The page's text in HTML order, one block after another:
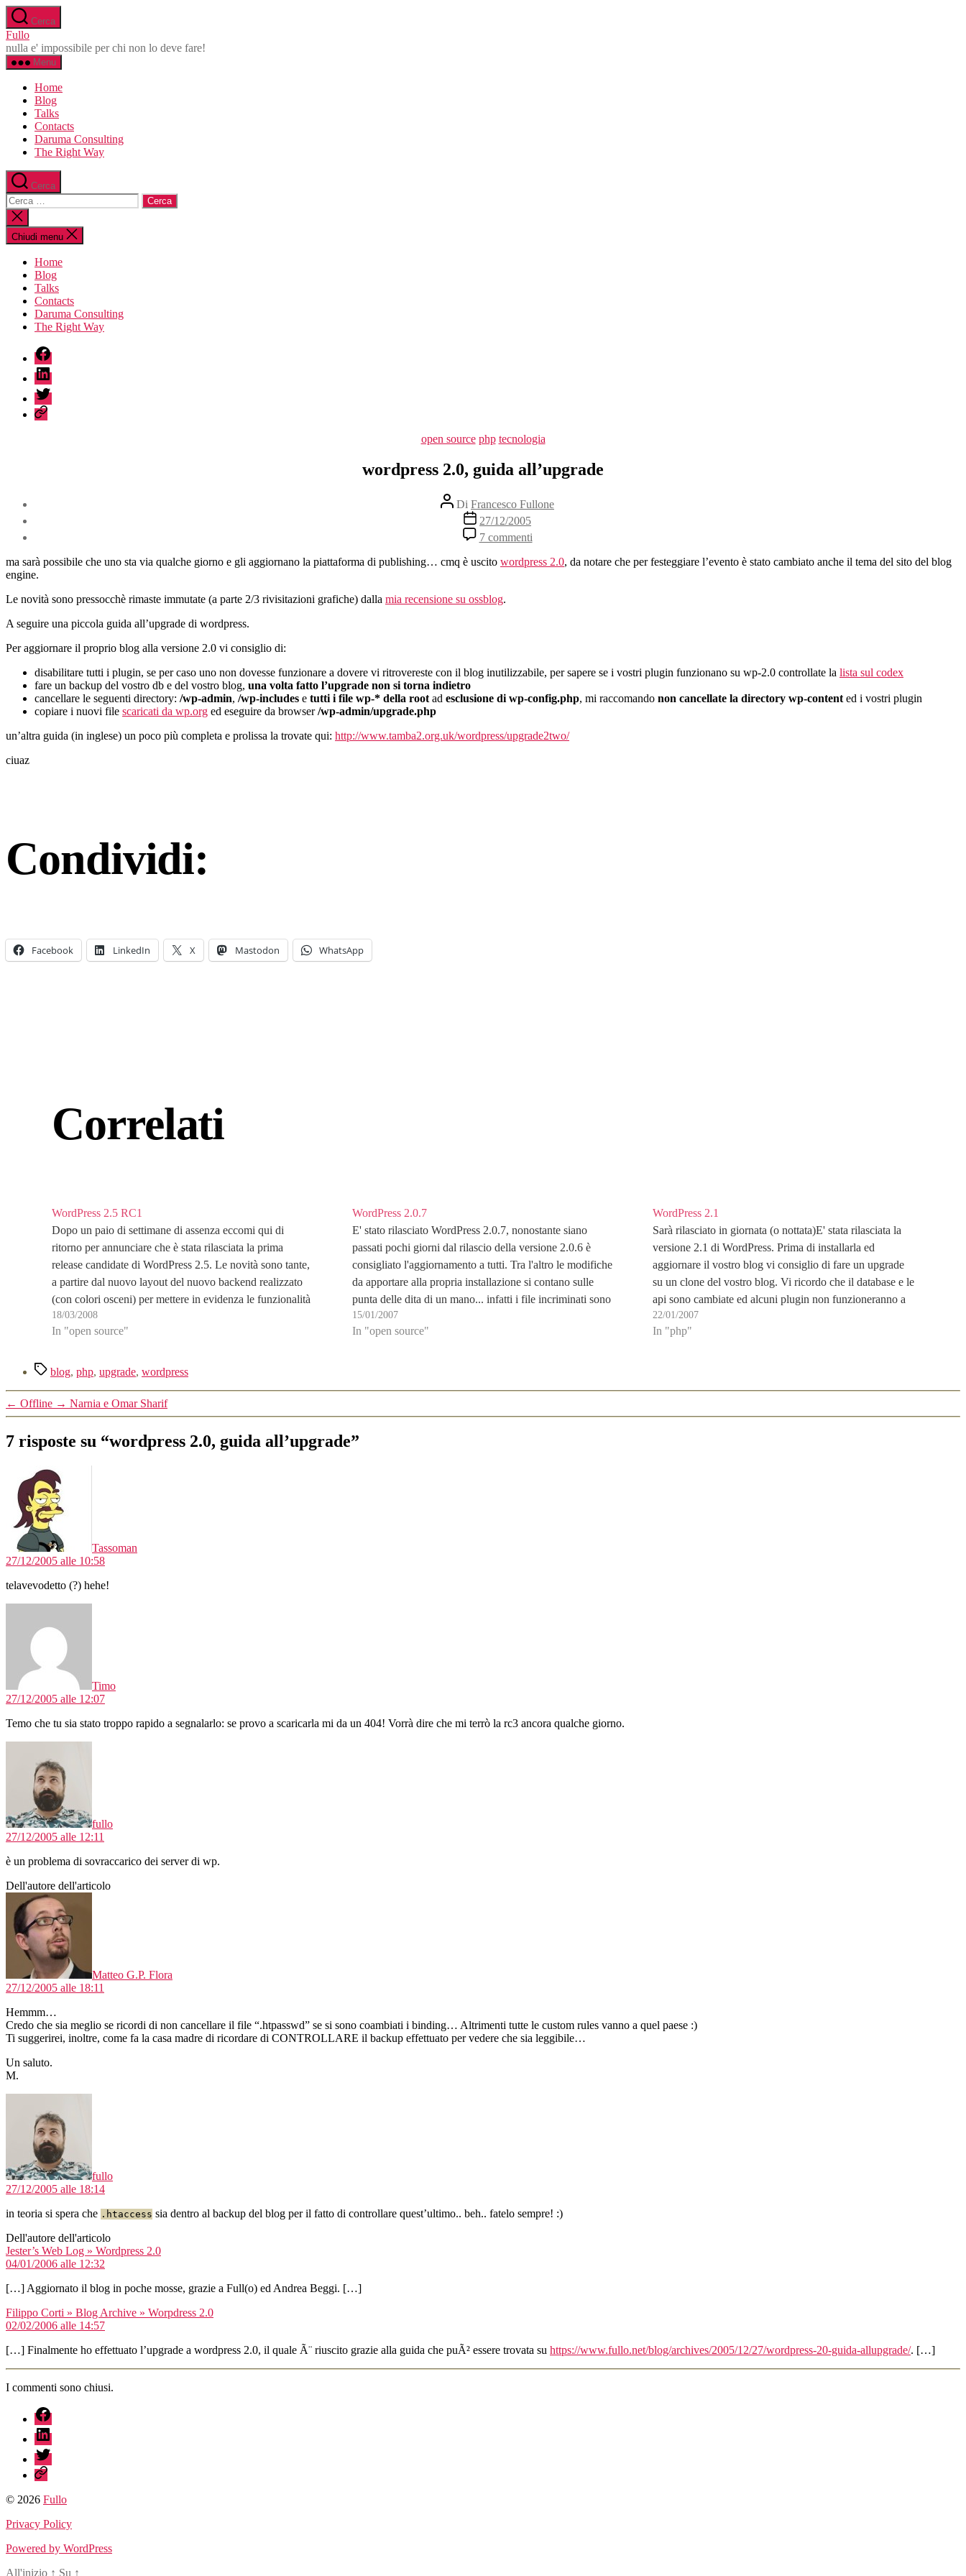
Salta
al
contenuto
Cerca
Fullo
nulla e' impossibile per chi non lo deve fare!
Menu
Home
Blog
Talks
Contacts
Daruma Consulting
The Right Way
Cerca
Cerca:
Chiudi
la
ricerca
Chiudi menu
Home
Blog
Talks
Contacts
Daruma Consulting
The Right Way
fb
linkedin
twitter
sessionize
Categorie
open source php tecnologia
wordpress 2.0, guida all’upgrade
Autore
articolo
Di Francesco Fullone
Data
dell'articolo
27/12/2005
7 commentisu
wordpress
2.0,
ma sarà possibile che uno sta via qualche giorno e gli aggiornano la piattaforma di publishing… cmq è uscito wordpress 2.0, da notare che per festeggiare l’evento è stato cambiato anche il tema del sito del blog
engine.
Le novità sono pressocchè rimaste immutate (a parte 2/3 rivisitazioni grafiche) dalla mia recensione su ossblog.
A seguire una piccola guida all’upgrade di wordpress.
Per aggiornare il proprio blog alla versione 2.0 vi consiglio di:
disabilitare tutti i plugin, se per caso uno non dovesse funzionare a dovere vi ritrovereste con il blog inutilizzabile, per sapere se i vostri plugin funzionano su wp-2.0 controllate la lista sul codex
fare un backup del vostro db e del vostro blog, una volta fatto l’upgrade non si torna indietro
cancellare le seguenti directory: /wp-admin, /wp-includes e tutti i file wp-* della root ad esclusione di wp-config.php, mi raccomando non cancellate la directory wp-content ed i vostri plugin
copiare i nuovi file scaricati da wp.org ed eseguire da browser/wp-admin/upgrade.php
un’altra guida (in inglese) un poco più completa e prolissa la trovate qui: http://www.tamba2.org.uk/wordpress/upgrade2two/
ciuaz
Condividi:
Facebook LinkedIn X Mastodon WhatsApp
Correlati
WordPress 2.5 RC1
Dopo un paio di settimane di assenza eccomi qui di
ritorno per annunciare che è stata rilasciata la prima
release candidate di WordPress 2.5. Le novità sono tante,
a partire dal nuovo layout del nuovo backend realizzato
(con colori osceni) per mettere in evidenza le funzionalità
più usate dai blogger…
18/03/2008
In "open source"
WordPress 2.0.7
E' stato rilasciato WordPress 2.0.7, nonostante siano
passati pochi giorni dal rilascio della versione 2.0.6 è
consigliato l'aggiornamento a tutti. Tra l'altro le modifiche
da apportare alla propria installazione si contano sulle
punta delle dita di un mano... infatti i file incriminati sono
solo 6 (ok, due mani...). Ah già,…
15/01/2007
In "open source"
WordPress 2.1
Sarà rilasciato in giornata (o nottata)E' stata rilasciata la
versione 2.1 di WordPress. Prima di installarla ed
aggiornare il vostro blog vi consiglio di fare un upgrade
su un clone del vostro blog. Vi ricordo che il database e le
api sono cambiate ed alcuni plugin non funzioneranno a
dovere…
22/01/2007
In "php"
Tagblog, php, upgrade, wordpress
← Offline → Narnia e Omar Sharif
7 risposte su “wordpress 2.0, guida all’upgrade”
Tassoman
27/12/2005 alle 10:58
telavevodetto (?) hehe!
Timo
27/12/2005 alle 12:07
Temo che tu sia stato troppo rapido a segnalarlo: se provo a scaricarla mi da un 404! Vorrà dire che mi terrò la rc3 ancora qualche giorno.
fullo
27/12/2005 alle 12:11
è un problema di sovraccarico dei server di wp.
Dell'autore dell'articolo
Matteo G.P. Flora
27/12/2005 alle 18:11
Hemmm…
Credo che sia meglio se ricordi di non cancellare il file “.htpasswd” se si sono coambiati i binding… Altrimenti tutte le custom rules vanno a quel paese :)
Ti suggerirei, inoltre, come fa la casa madre di ricordare di CONTROLLARE il backup effettuato per vedere che sia leggibile…
Un saluto.
M.
fullo
27/12/2005 alle 18:14
in teoria si spera che .htaccess sia dentro al backup del blog per il fatto di controllare quest’ultimo.. beh.. fatelo sempre! :)
Dell'autore dell'articolo
Jester’s Web Log » Wordpress 2.0dice:
04/01/2006 alle 12:32
[…] Aggiornato il blog in poche mosse, grazie a Full(o) ed Andrea Beggi. […]
Filippo Corti » Blog Archive » Worpdress 2.0dice:
02/02/2006 alle 14:57
[…] Finalmente ho effettuato l’upgrade a wordpress 2.0, il quale Ã¨ riuscito grazie alla guida che puÃ² essere trovata su https://www.fullo.net/blog/archives/2005/12/27/wordpress-20-guida-allupgrade/. […]
I commenti sono chiusi.
fb
linkedin
twitter
sessionize
© 2026 Fullo
Privacy Policy
Powered by WordPress
All'inizio ↑ Su ↑